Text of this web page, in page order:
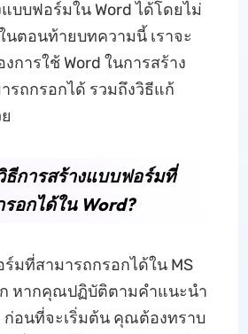
บบฟอร์มใน Word ได้โดยไม่
นตอนท้ายบทความนี้ เราจะ
การใช้ Word ในการสร้าง
รถกรอกได้ รวมถึงวิธีแก้
ธีการสร้างแบบฟอร์มที่
อกได้ใน Word?
มที่สามารถกรอกได้ใน MS
ก หากคุณปฏิบัติตามคำแนะนำ
ก่อนที่จะเริ่มต้น คุณต้องทราบ